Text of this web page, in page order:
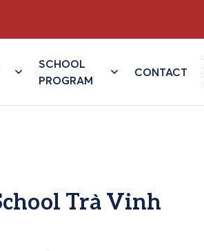
SCHOOL
PROGRAM
CONTACT
Trà Vinh